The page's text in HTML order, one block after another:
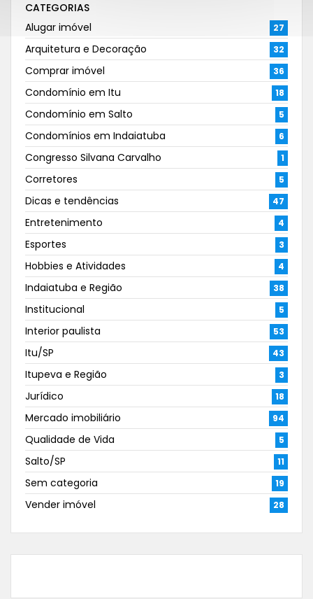
CATEGORIAS
Alugar imóvel
27
Arquitetura e Decoração 32
Comprar imóvel 36
Condomínio em Itu 18
Condomínio em Salto 5
Condomínios em Indaiatuba 6
Congresso Silvana Carvalho 1
Corretores 5
Dicas e tendências 47
Entretenimento 4
Esportes 3
Hobbies e Atividades 4
Indaiatuba e Região 38
Institucional 5
Interior paulista 53
Itu/SP 43
Itupeva e Região 3
Jurídico 18
Mercado imobiliário 94
Qualidade de Vida 5
Salto/SP 11
Sem categoria 19
Vender imóvel 28